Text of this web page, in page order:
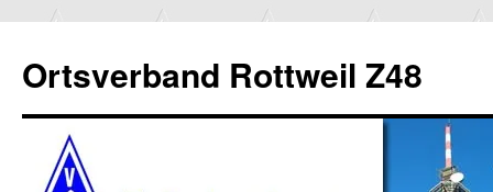
Ortsverband Rottweil Z48